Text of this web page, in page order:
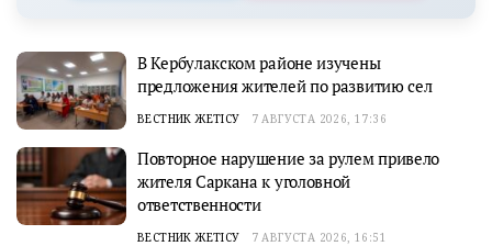
В Кербулакском районе изучены
предложения жителей по развитию сел
ВЕСТНИК ЖЕТІСУ 7 АВГУСТА 2026, 17:36
Повторное нарушение за рулем привело
жителя Саркана к уголовной
ответственности
ВЕСТНИК ЖЕТІСУ 7 АВГУСТА 2026, 16:51